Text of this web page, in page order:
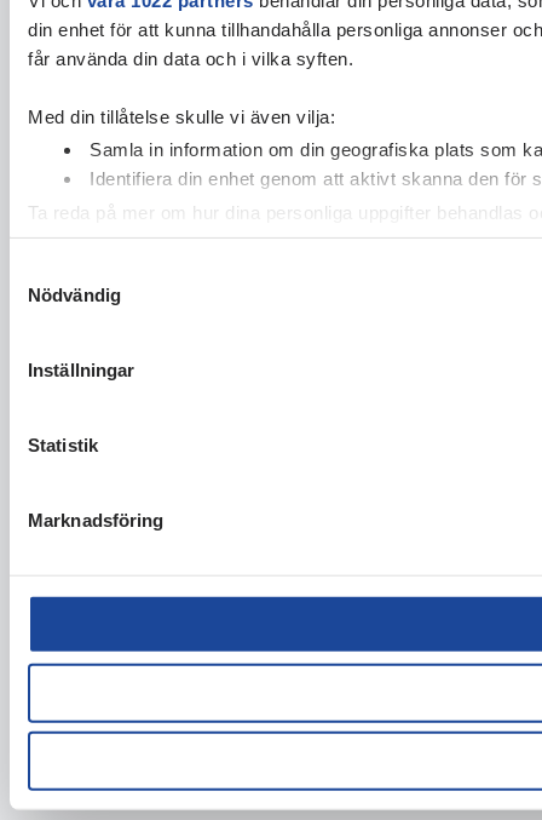
din enhet för att kunna tillhandahålla personliga annonser
får använda din data och i vilka syften.
Med din tillåtelse skulle vi även vilja:
Samla in information om din geografiska plats som
Identifiera din enhet genom att aktivt skanna den för
Ta reda på mer om hur dina personliga uppgifter behandlas
cookie-förklaringen.
Vi använder enhetsidentifierare för att anpassa innehållet
Nödvändig
Inställningar
Statistik
Marknadsföring